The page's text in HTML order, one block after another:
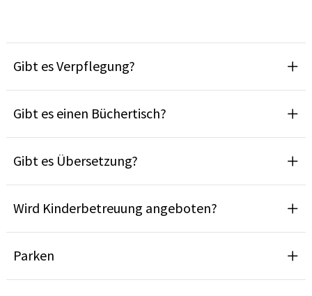
Gibt es Verpflegung?
Gibt es einen Büchertisch?
Gibt es Übersetzung?
Wird Kinderbetreuung angeboten?
Parken